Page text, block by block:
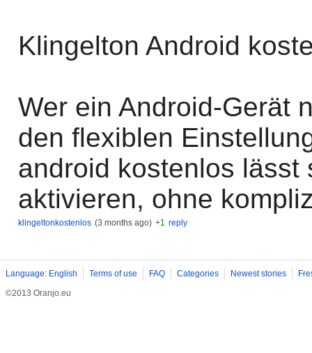
Klingelton Android
Wer ein Android-Gerät
den flexiblen
android kostenlos lässt
aktivieren, ohne
klingeltonkostenlos (3 months ago) +1 reply
Language: English Terms of use FAQ Categories Newest stories
©2013 Oranjo.eu